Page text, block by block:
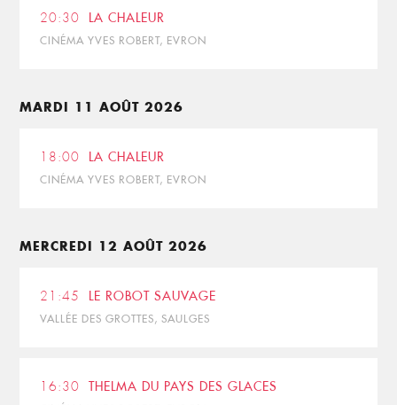
20:30 LA CHALEUR
CINÉMA YVES ROBERT, EVRON
MARDI 11 AOÛT 2026
18:00 LA CHALEUR
CINÉMA YVES ROBERT, EVRON
MERCREDI 12 AOÛT 2026
21:45 LE ROBOT SAUVAGE
VALLÉE DES GROTTES, SAULGES
16:30 THELMA DU PAYS DES GLACES